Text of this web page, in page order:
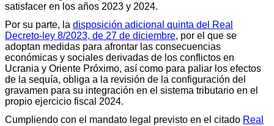
satisfacer en los años 2023 y 2024.
Por su parte, la disposición adicional quinta del Real
Decreto-ley 8/2023, de 27 de diciembre, por el que se
adoptan medidas para afrontar las consecuencias
económicas y sociales derivadas de los conflictos en
Ucrania y Oriente Próximo, así como para paliar los efectos
de la sequía, obliga a la revisión de la configuración del
gravamen para su integración en el sistema tributario en el
propio ejercicio fiscal 2024.
Cumpliendo con el mandato legal previsto en el citado Real